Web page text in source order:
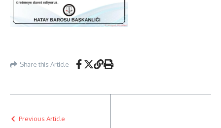
Share this Article
Previous Article